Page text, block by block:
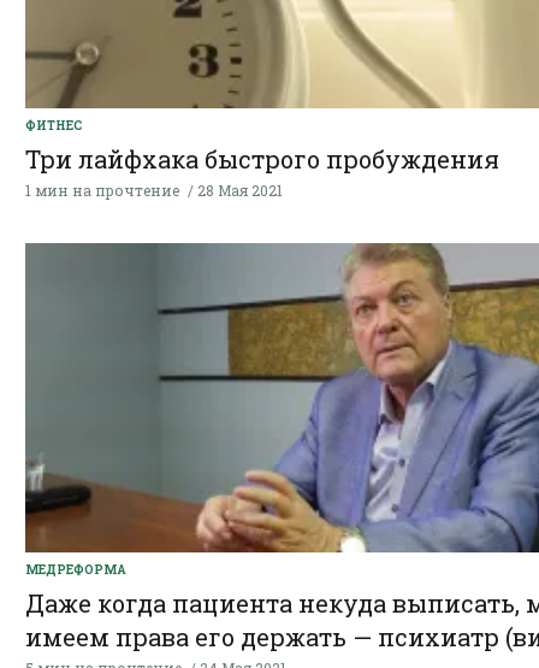
ФИТНЕС
Три лайфхака быстрого пробуждения
1 мин на прочтение 28 Мая 2021
МЕДРЕФОРМА
Даже когда пациента некуда выписать,
имеем права его держать — психиатр